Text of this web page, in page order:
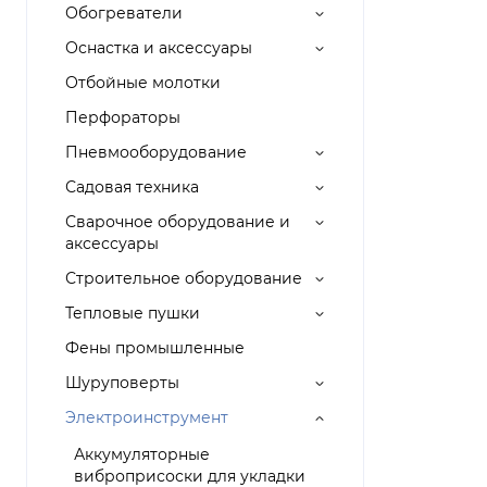
Обогреватели
Оснастка и аксессуары
Отбойные молотки
Перфораторы
Пневмооборудование
Садовая техника
Сварочное оборудование и
аксессуары
Строительное оборудование
Тепловые пушки
Фены промышленные
Шуруповерты
Электроинструмент
Аккумуляторные
виброприсоски для укладки